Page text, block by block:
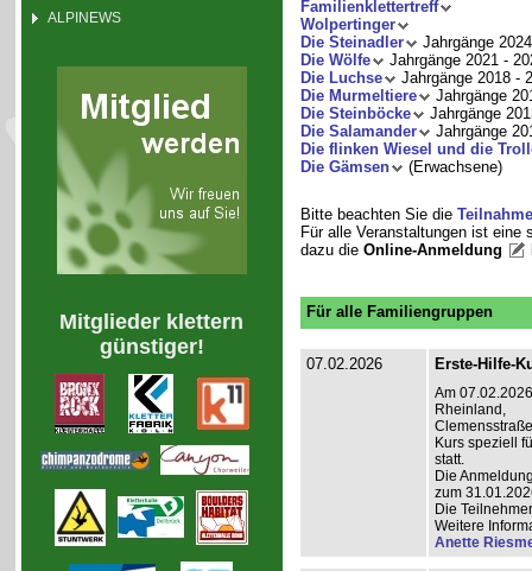
ALPINEWS
Mitglieder klettern
günstiger!
Familienklettertreff
Wolpertinger
Die Steinadler
Jahrgänge
Die Wölfe
Jahrgänge 2021 -
Die Luchse
Jahrgänge 2018 -
Die Murmeltiere
Jahrgänge
Die Steinböcke
Jahrgänge
Die Salamander
Jahrgänge
Die flinken Wiesel und die
Die Gämsen
(Erwachsene)
Bitte beachten Sie die
Für alle Veranstaltungen ist
dazu die Online-Anmeldung
Für alle Familiengruppen
07.02.2026 Erste-Hilfe-
Am
Rheinland,
Kurs speziell
statt.
Die
zum
Die
Weitere
Anette